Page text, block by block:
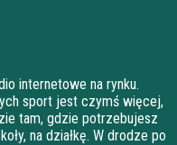
internetowe na rynku.
sport jest czymś więcej,
tam, gdzie potrzebujesz
na działkę. W drodze po